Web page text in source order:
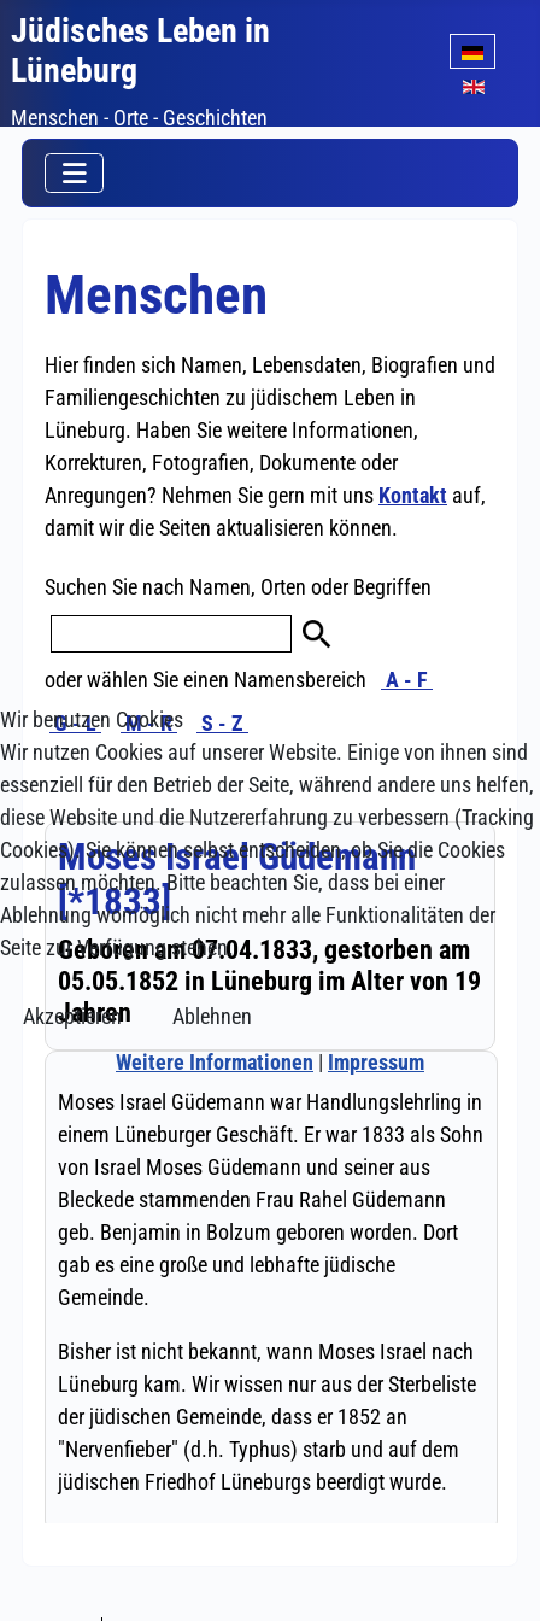
Jüdisches Leben in
Lüneburg
Menschen - Orte - Geschichten
Sprache
Wir benutzen Cookies
Wir nutzen Cookies auf unserer Website. Einige von ihnen sind
essenziell für den Betrieb der Seite, während andere uns helfen,
diese Website und die Nutzererfahrung zu verbessern (Tracking
Cookies). Sie können selbst entscheiden, ob Sie die Cookies
zulassen möchten. Bitte beachten Sie, dass bei einer
Ablehnung womöglich nicht mehr alle Funktionalitäten der
Seite zur Verfügung stehen.
Akzeptieren
Ablehnen
Weitere Informationen | Impressum